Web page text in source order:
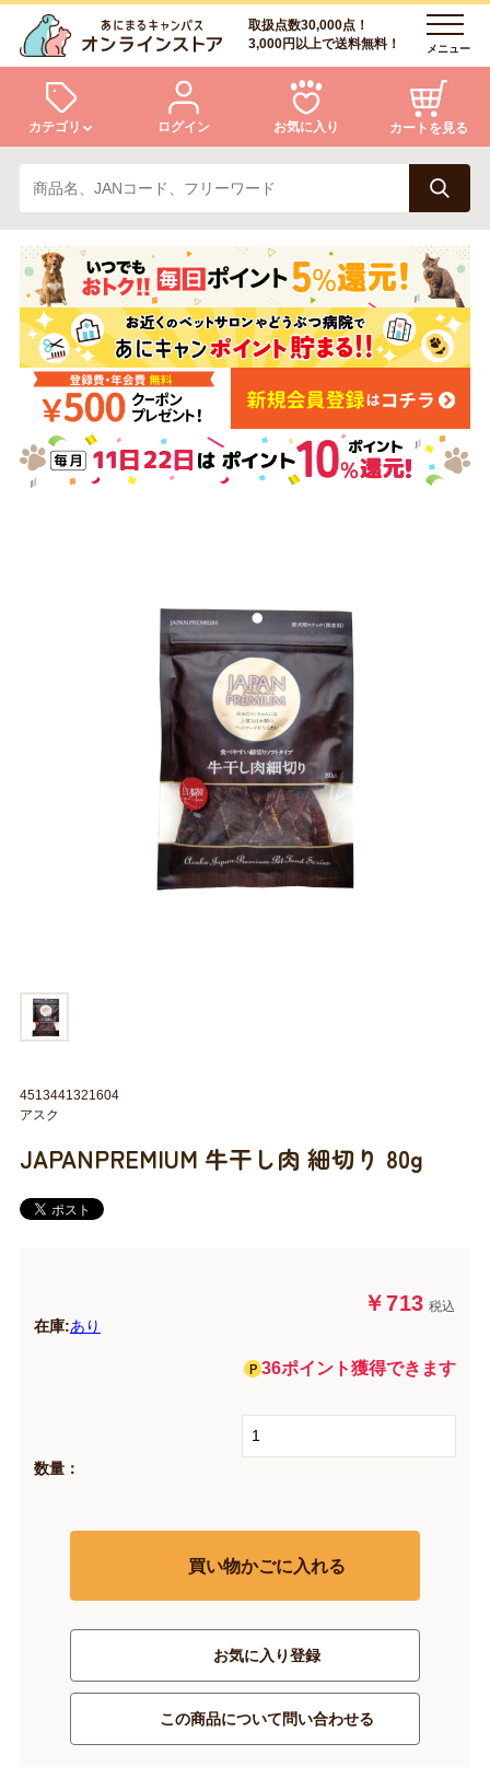
取扱点数30,000点！
3,000円以上で送料無料！
メニュー
カテゴリ
犬 猫
小動物・鳥 アクア・爬虫類・昆虫
ドッグフード キャットフード
美容・ケア用品 服・おさんぽ用品
シニアサポート
ログイン お気に入り カートを見る
ログイン
会員登録
あにまるキャンパスについて
アフターサービス
商品リクエスト
JAPANPREMIUM 牛干し肉 細切り 80g
￥713 税込
在庫:あり
36ポイント獲得できます
数量：
買い物かごに入れる
お気に入り登録
この商品について問い合わせる
4513441321604
アスク